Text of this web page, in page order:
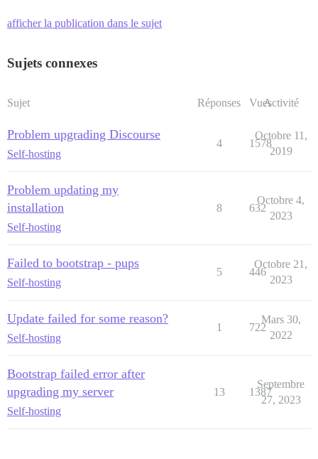
afficher la publication dans le sujet
Sujets connexes
Sujet Réponses VuesActivité
Problem upgrading Discourse
Self-hosting
4 1578
Octobre 11,
2019
Problem updating my
installation
Self-hosting
8 632
Octobre 4,
2023
Failed to bootstrap - pups
Self-hosting
5 446
Octobre 21,
2023
Update failed for some reason?
Self-hosting
1 722
Mars 30,
2022
Bootstrap failed error after
upgrading my server
Self-hosting
13 1387
Septembre
27, 2023